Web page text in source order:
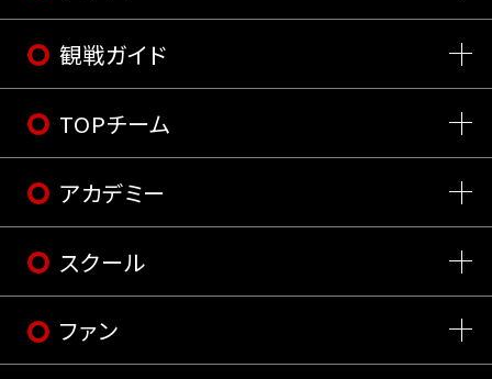
観戦ガイド
TOPチーム
アカデミー
スクール
ファン